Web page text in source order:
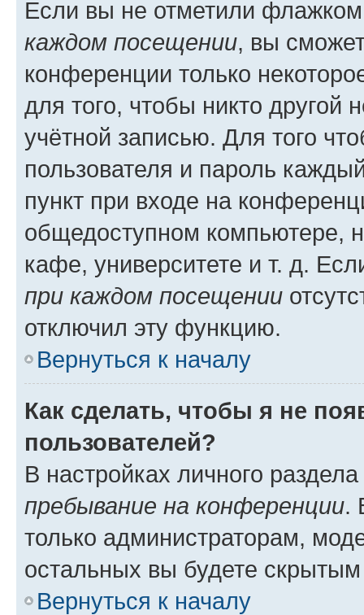
Если вы не отметили
каждом посещении, вы
конференции только
для того, чтобы никто другой
учётной записью. Для того
пользователя и пароль
пункт при входе на
общедоступном компьютере,
кафе, университете и т. д.
при каждом посещении
отключил эту функцию.
Вернуться к началу
Как сделать, чтобы я не
пользователей?
В настройках личного
пребывание на конференции.
только администраторам,
остальных вы будете
Вернуться к началу